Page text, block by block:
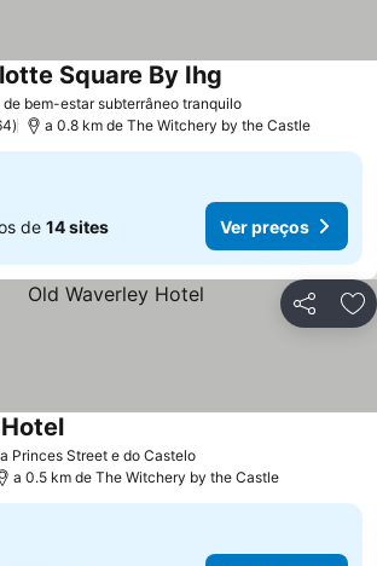
de bem-estar subterrâneo tranquiloVer preços
Square By Ihg
a 0.8 km de The Witchery by the Castle
de 14 sites Ver preços
Partilhar
Princes Street e do CasteloVer preços
Ver preços
a 0.5 km de The Witchery by the Castle